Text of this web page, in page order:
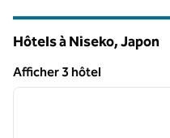
Hôtels à Niseko, Japon
Afficher 3 hôtel
Afficher 3 hôtel
1 sur 12